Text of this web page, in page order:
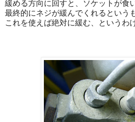
緩める方向に回すと、ソケットが食
最終的にネジが緩んでくれるという
これを使えば絶対に緩む、というわ